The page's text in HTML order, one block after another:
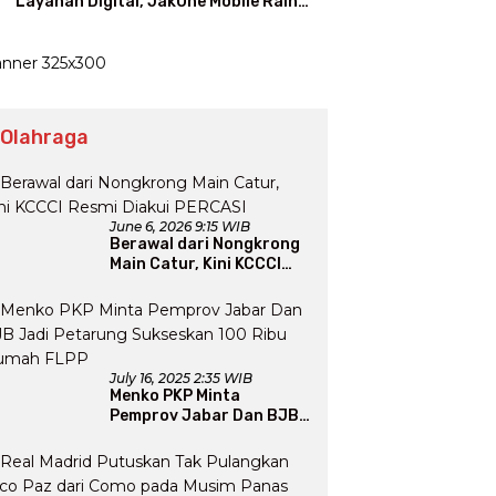
June 6, 2026 9:15 WIB
Berawal dari Nongkrong
Main Catur, Kini KCCCI
July 16, 2025 2:35 WIB
Menko PKP Minta
Pemprov Jabar Dan BJB
100 Ribu Rumah FLPP